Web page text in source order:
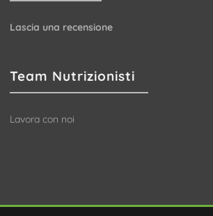
Lascia una recensione
Team Nutrizionisti
Lavora con noi